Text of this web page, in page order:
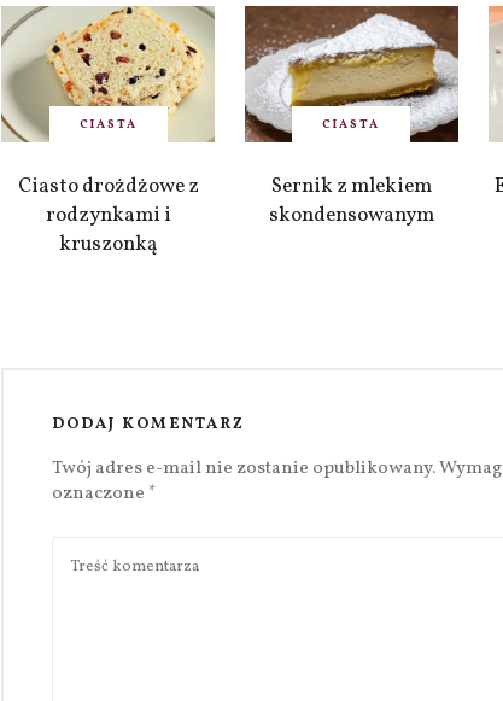
CIASTA
Ciasto drożdżowe z
rodzynkami i
kruszonką
CIASTA
Sernik z mlekiem
skondensowanym
DODAJ KOMENTARZ
Twój adres e-mail nie zostanie opublikowany.
oznaczone *